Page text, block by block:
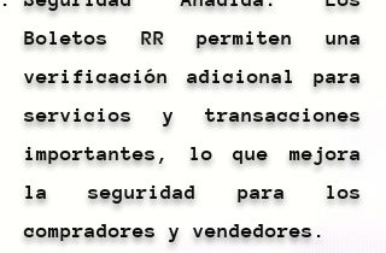
Boletos RR permiten una
verificación adicional para
servicios y transacciones
importantes, lo que mejora
la seguridad para los
compradores y vendedores.